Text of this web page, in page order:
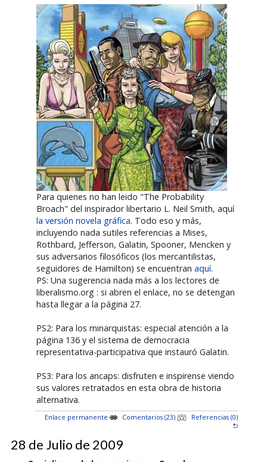
Para quienes no han leido "The Probability
Broach" del inspirador libertario L. Neil Smith, aquí
la versión novela gráfica. Todo eso y más,
incluyendo nada sutiles referencias a Mises,
Rothbard, Jefferson, Galatin, Spooner, Mencken y
sus adversarios filosóficos (los mercantilistas,
seguidores de Hamilton) se encuentranaquí.
PS: Una sugerencia nada más a los lectores de
liberalismo.org : si abren el enlace, no se detengan
hasta llegar a la página 27.
PS2: Para los minarquistas: especial atención a la
página 136 y el sistema de democracia
representativa-participativa que instauró Galatin.
PS3: Para los ancaps: disfruten e inspirense viendo
sus valores retratados en esta obra de historia
alternativa.
Enlace permanente Comentarios (23) Referencias (0)
28 de Julio de 2009